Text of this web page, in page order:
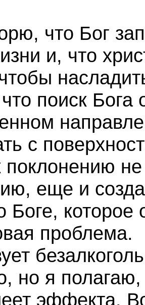
что Бог
и, что
поиск Бога
с
поклонению
еще и
Боге, которое
проблема.
но я полагаю,
эффекта.